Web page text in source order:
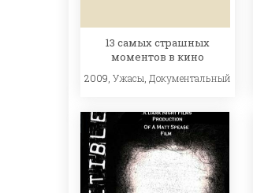
13 самых страшных
моментов в кино
2009, Ужасы Документальный